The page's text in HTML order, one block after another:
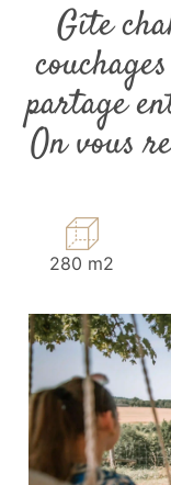
Gîte
partage
On vous
280 m2